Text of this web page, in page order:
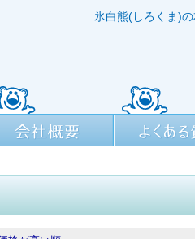
氷白熊(しろくま)